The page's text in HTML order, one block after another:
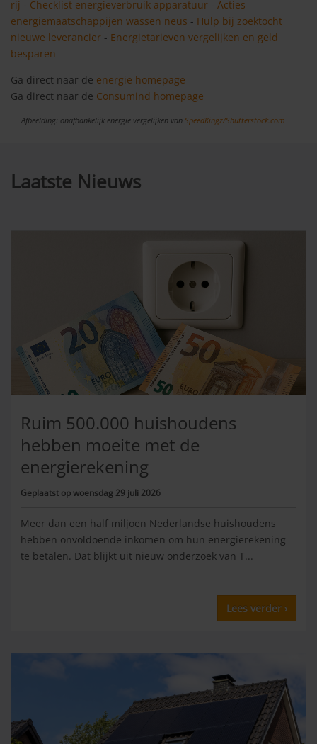
rij - Checklist energieverbruik apparatuur - Acties
energiemaatschappijen wassen neus - Hulp bij zoektocht
nieuwe leverancier - Energietarieven vergelijken en geld
besparen
Ga direct naar de energie homepage
Ga direct naar de Consumind homepage
Afbeelding: onafhankelijk energie vergelijken van SpeedKingz/Shutterstock.com
Laatste Nieuws
Ruim 500.000 huishoudens
hebben moeite met de
energierekening
Geplaatst opwoensdag 29 juli 2026
Meer dan een half miljoen Nederlandse huishoudens
hebben onvoldoende inkomen om hun energierekening
te betalen. Dat blijkt uit nieuw onderzoek van T...
Lees verder ›